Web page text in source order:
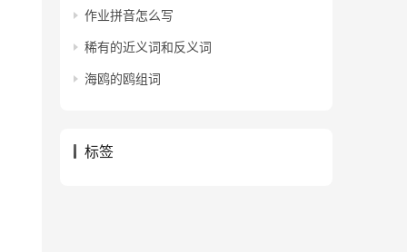
作业拼音怎么写
稀有的近义词和反义词
海鸥的鸥组词
标签